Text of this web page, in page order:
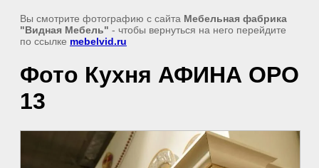
Вы смотрите фотографию с сайта Мебельная фабрика
"Видная Мебель" - чтобы вернуться на него перейдите
по ссылке mebelvid.ru
Фото Кухня АФИНА ОРО
13